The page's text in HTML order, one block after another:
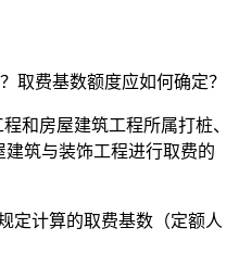
取费基数额度应如何确定？
和房屋建筑工程所属打桩、
筑与装饰工程进行取费的
定计算的取费基数（定额人